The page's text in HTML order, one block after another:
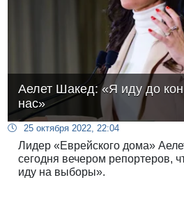
Аелет Шакед: «Я иду до
нас»
25 октября 2022, 22:04
Лидер «Еврейского дома»
сегодня вечером репортеров,
иду на выборы».